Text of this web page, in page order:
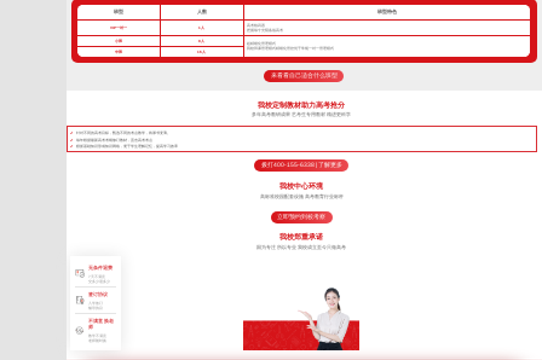
班型 人数 班型特色
VIP一对一 1人
高考核武器
把握每寸光阴备战高考
小班 8人
超精细化管理模式
我校班课管理模式精细化管控优于常规一对一管理模式
中班 16人
来看看自己适合什么班型
我校定制教材助力高考抢分
多年高考教研成果 艺考生专用教材 精进更科学
针对不同的高考目标，甄选不同的考点教学，将厚书变薄。
每年根据最新高考考纲修订教材，直击高考考点
狠抓基础知识形成知识网络，便于学生理解记忆，提高学习效率
拨打400-155-6338 | 了解更多
我校中心环境
高标准校园配套设施 高考教育行业标杆
立即预约到校考察
我校郑重承诺
因为专注 所以专业 我校成立至今只做高考
无条件退费
7天不满意
交多少退多少
签订协议
入学签订
辅导协议
不满意 换老
师
教学不满意
老师随时换